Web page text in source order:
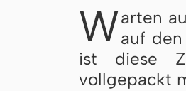
Warten
auf
ist diese
vollgepackt